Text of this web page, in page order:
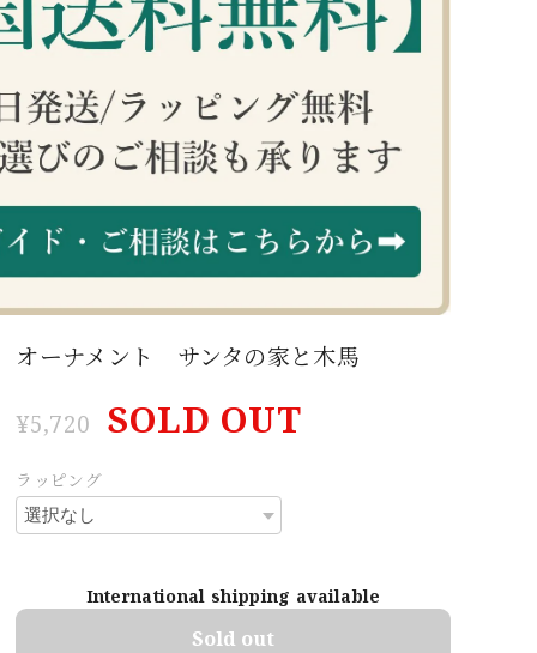
オーナメント サンタの家と木馬
¥5,720 SOLD OUT
ラッピング
International shipping available
Sold out